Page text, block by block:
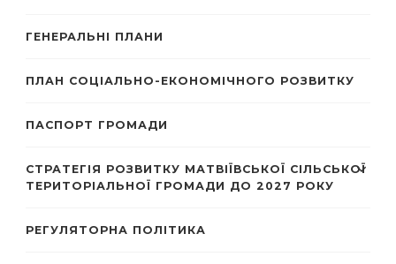
ГЕНЕРАЛЬНІ ПЛАНИ
ПЛАН СОЦІАЛЬНО-ЕКОНОМІЧНОГО РОЗВИТКУ
ПАСПОРТ ГРОМАДИ
СТРАТЕГІЯ РОЗВИТКУ МАТВІЇВСЬКОЇ СІЛЬСЬКОЇ
ТЕРИТОРІАЛЬНОЇ ГРОМАДИ ДО 2027 РОКУ
РЕГУЛЯТОРНА ПОЛІТИКА